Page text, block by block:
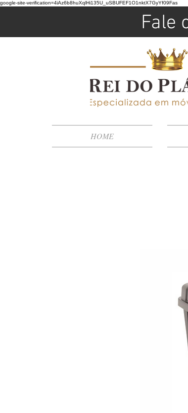
google-site-verification=4iAz6b8huXqlHi135U_uSBUFEF1O1nktX7GyYf09Fas
HOME
Fale